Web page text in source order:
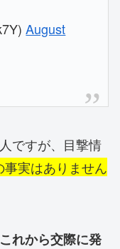
August
ですが、目撃情
事実はありません
これから交際に発